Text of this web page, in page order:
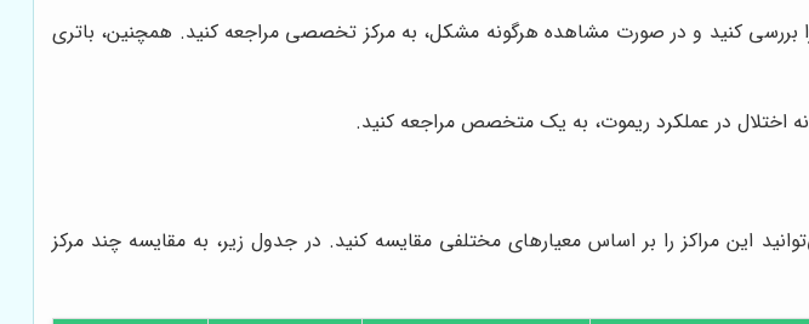
بررسی کنید و در صورت مشاهده هرگونه مشکل، به مرکز تخصصی مراجعه کنید. همچنین، باتری
اختلال در عملکرد ریموت، به یک متخصص مراجعه کنید.
این مراکز را بر اساس معیارهای مختلفی مقایسه کنید. در جدول زیر، به مقایسه چند مرکز